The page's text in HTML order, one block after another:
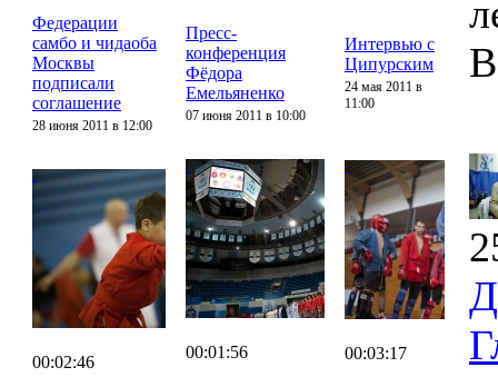
Федерации
самбо и чидаоба
Москвы
подписали
соглашение
28 июня 2011 в 12:00
Пресс-
конференция
Фёдора
Емельяненко
07 июня 2011 в 10:00
Интервью с
Ципурским
24 мая 2011 в
11:00
00:02:46
00:01:56 00:03:17